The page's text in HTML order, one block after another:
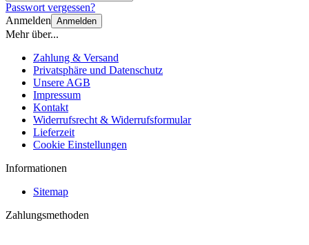
Passwort vergessen?
Anmelden Anmelden
Mehr über...
Zahlung & Versand
Privatsphäre und Datenschutz
Unsere AGB
Impressum
Kontakt
Widerrufsrecht & Widerrufsformular
Lieferzeit
Cookie Einstellungen
Informationen
Sitemap
Zahlungsmethoden